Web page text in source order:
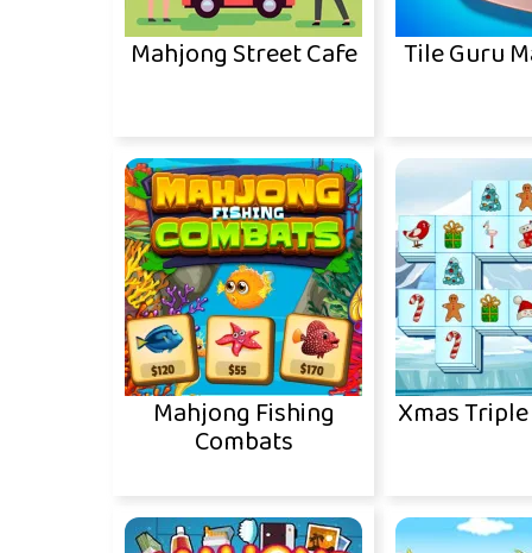
Mahjong Street Cafe Tile Guru
Mahjong Fishing
Combats
Xmas